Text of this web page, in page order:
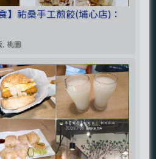
祐桑手工煎餃(埔心店)：
, 桃園